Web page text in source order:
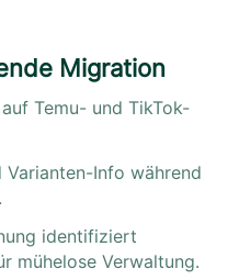
Migration
Temu- und TikTok-
Info während
identifiziert
mühelose Verwaltung.